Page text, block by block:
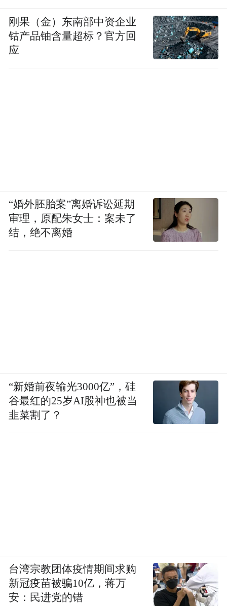
刚果（金）东南部中资企业
钴产品铀含量超标？官方回
应
“婚外胚胎案”离婚诉讼延期
审理，原配朱女士：案未了
结，绝不离婚
“新婚前夜输光3000亿”，硅
谷最红的25岁AI股神也被当
韭菜割了？
台湾宗教团体疫情期间求购
新冠疫苗被骗10亿，蒋万
安：民进党的错